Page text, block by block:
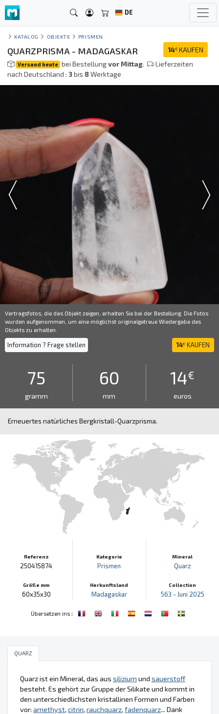
DE
KATALOG OBJEKTE PRISMEN
14€ KAUFEN
QUARZPRISMA - MADAGASKAR
Versand heute bei Bestellungvor Mittag.
Lieferzeiten
nach Deutschland : 3bis 8Werktage
Vertragsfotos, die das Objekt zeigen, erhalten Sie bei der Bestellung. Die Fotos
wurden aufgenommen, um eine möglichst originalgetreue Wiedergabe des
Objekts zu erhalten.
Information ? Frage stellen 14€ KAUFEN
75
gramm
60
mm
14€
euros
Erneuertes natürliches Bergkristall-Quarzprisma.
Referenz
250415874
Größe mm
60x35x30
Kategorie
Prismen
Herkunftsland
Madagaskar
Mineral
Quarz
Collection
563 - Juni 2025
Übersetzen ins:
QUARZ
Quarz ist ein Mineral, das aus silizium und sauerstoff
besteht. Es gehört zur Gruppe der Silikate und kommt in
den unterschiedlichsten kristallinen Formen und Farben
vor: amethyst, citrin, rauchquarz, fadenquarz... Dank